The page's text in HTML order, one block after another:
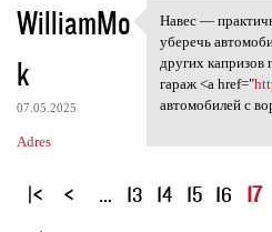
WilliamMo
k
07.05.2025
Adres
Навес —
Навес —
уберечь
других капризов
гараж <a href="
автомобилей с
S
… 13 14 15 16 17